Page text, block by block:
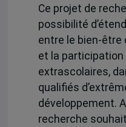
Ce projet de
possibilité
entre le bien-être
et la
extrascolaires,
qualifiés
développement.
recherche